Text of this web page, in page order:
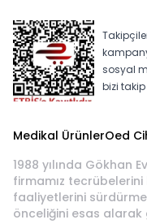
sosyal
bizi
Medikal ÜrünlerOed
1988 yılında Gökhan
firmamız
faaliyetlerini
önceliğini esas alarak